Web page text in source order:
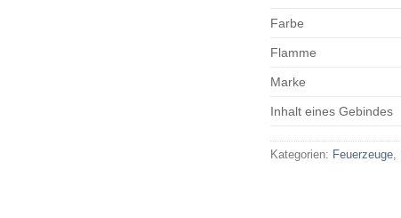
Farbe
Flamme
Marke
Inhalt eines Gebindes
Kategorien: Feuerzeuge